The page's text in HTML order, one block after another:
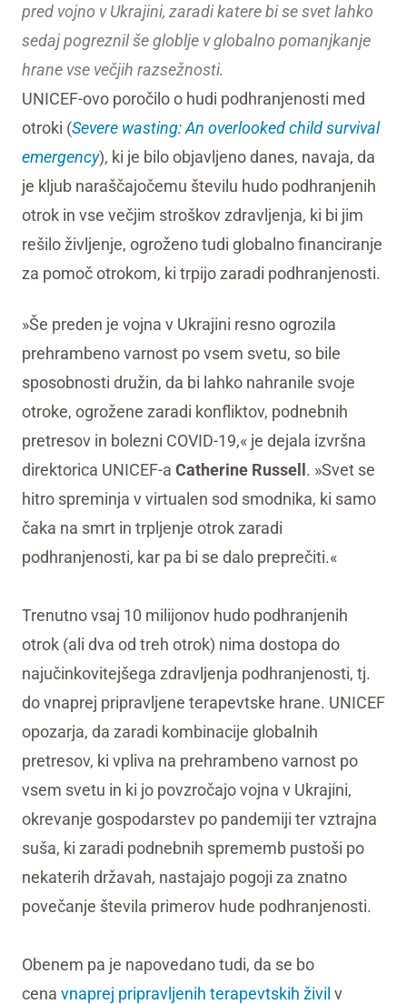
pred vojno v Ukrajini, zaradi katere bi se svet lahko
sedaj pogreznil še globlje v globalno pomanjkanje
hrane vse večjih razsežnosti.
UNICEF-ovo poročilo o hudi podhranjenosti med
otroki (Severe wasting: An overlooked child survival
emergency), ki je bilo objavljeno danes, navaja, da
je kljub naraščajočemu številu hudo podhranjenih
otrok in vse večjim stroškov zdravljenja, ki bi jim
rešilo življenje, ogroženo tudi globalno financiranje
za pomoč otrokom, ki trpijo zaradi podhranjenosti.
»Še preden je vojna v Ukrajini resno ogrozila
prehrambeno varnost po vsem svetu, so bile
sposobnosti družin, da bi lahko nahranile svoje
otroke, ogrožene zaradi konfliktov, podnebnih
pretresov in bolezni COVID-19,« je dejala izvršna
direktorica UNICEF-a Catherine Russell. »Svet se
hitro spreminja v virtualen sod smodnika, ki samo
čaka na smrt in trpljenje otrok zaradi
podhranjenosti, kar pa bi se dalo preprečiti.«
Trenutno vsaj 10 milijonov hudo podhranjenih
otrok (ali dva od treh otrok) nima dostopa do
najučinkovitejšega zdravljenja podhranjenosti, tj.
do vnaprej pripravljene terapevtske hrane. UNICEF
opozarja, da zaradi kombinacije globalnih
pretresov, ki vpliva na prehrambeno varnost po
vsem svetu in ki jo povzročajo vojna v Ukrajini,
okrevanje gospodarstev po pandemiji ter vztrajna
suša, ki zaradi podnebnih sprememb pustoši po
nekaterih državah, nastajajo pogoji za znatno
povečanje števila primerov hude podhranjenosti.
Obenem pa je napovedano tudi, da se bo
cena vnaprej pripravljenih terapevtskih živil v